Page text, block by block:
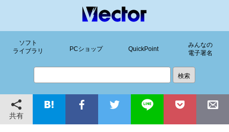
ソフト
ライブラリ
PCショップ QuickPoint
みんなの
電子署名
共有